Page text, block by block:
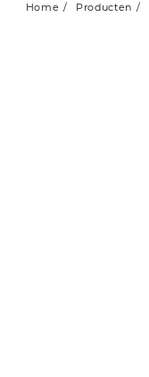
Home Producten